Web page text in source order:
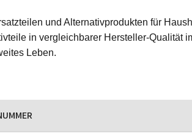
und Alternativprodukten für
in vergleichbarer Hersteller-Qualität
Leben.